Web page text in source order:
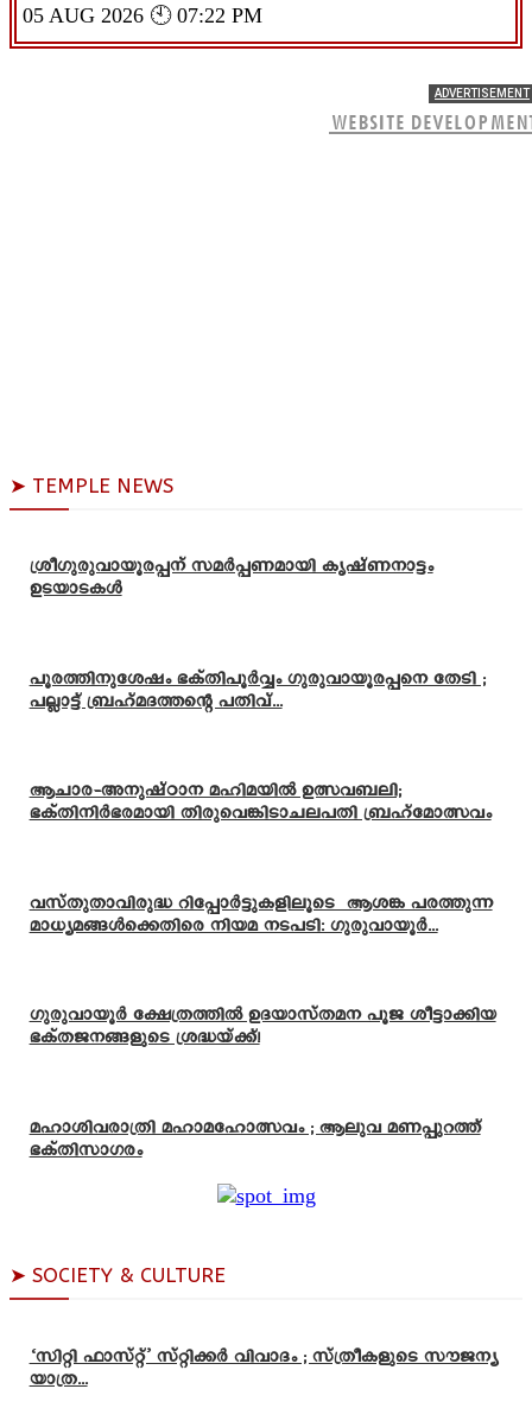
05 AUG 2026 🕙 07:22 PM
ADVERTISEMENT
WEBSITE
➤ TEMPLE NEWS
ശ്രീഗുരുവായൂരപ്പന് സമർപ്പണമായി കൃഷ്ണനാട്ടം
ഉടയാടകൾ
പൂരത്തിനുശേഷം ഭക്തിപൂർവ്വം ഗുരുവായൂരപ്പനെ തേടി ;
പല്ലാട്ട് ബ്രഹ്മദത്തന്റെ പതിവ്...
ആചാര-അനുഷ്ഠാന മഹിമയിൽ ഉത്സവബലി;
ഭക്തിനിർഭരമായി തിരുവെങ്കിടാചലപതി ബ്രഹ്മോത്സവം
വസ്തുതാവിരുദ്ധ റിപ്പോർട്ടുകളിലൂടെ ആശങ്ക പരത്തുന്ന
മാധ്യമങ്ങൾക്കെതിരെ നിയമ നടപടി: ഗുരുവായൂർ...
ഗുരുവായൂർ ക്ഷേത്രത്തിൽ ഉദയാസ്‌തമന പൂജ ശീട്ടാക്കിയ
ഭക്തജനങ്ങളുടെ ശ്രദ്ധയ്ക്ക്!
മഹാശിവരാത്രി മഹാമഹോത്സവം ; ആലുവ മണപ്പുറത്ത്
ഭക്തിസാഗരം
➤ SOCIETY & CULTURE
‘സിറ്റി ഫാസ്റ്റ്’ സ്റ്റിക്കർ വിവാദം ; സ്ത്രീകളുടെ സൗജന്യ
യാത്ര...